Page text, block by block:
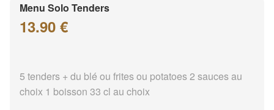
Menu Solo Tenders
13.90 €
5 tenders + du blé ou frites ou potatoes 2 sauces au
choix 1 boisson 33 cl au choix